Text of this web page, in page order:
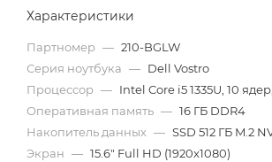
Характеристики
Партномер — 210-BGLW
Серия ноутбука — Dell Vostro
Процессор — Intel Core i5 1335U, 10
Оперативная память — 16 ГБ DDR4
Накопитель данных — SSD 512 ГБ M.2
Экран — 15.6" Full HD (1920x1080)